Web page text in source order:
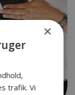
×
trafik. Vi